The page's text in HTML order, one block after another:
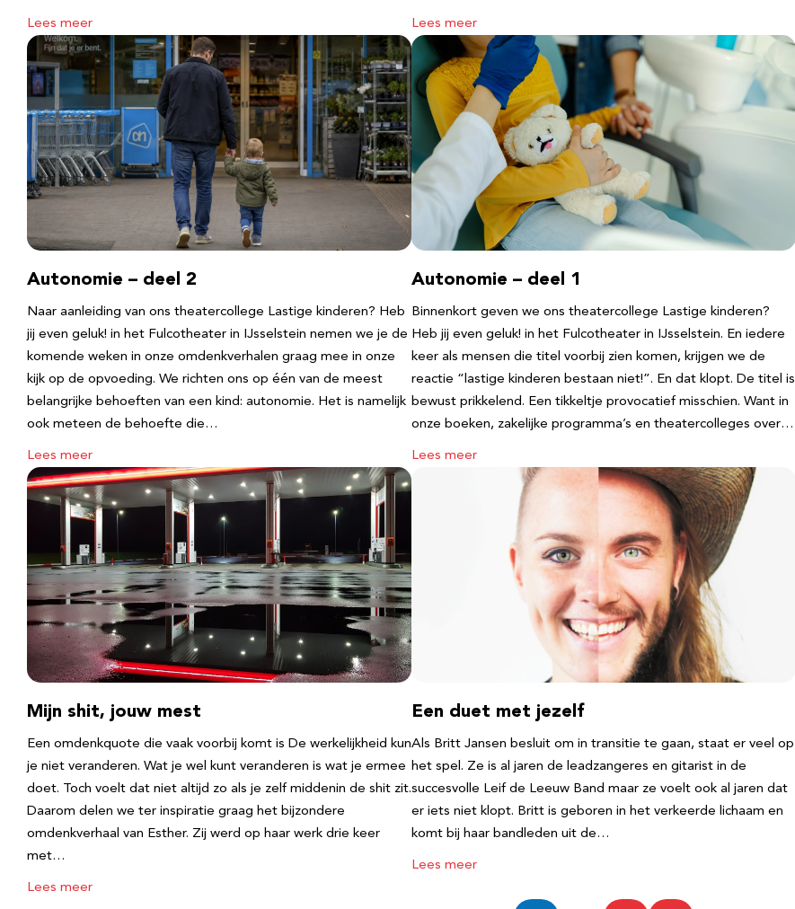
Lees meer Lees meer
Autonomie – deel 2
Naar aanleiding van ons theatercollege Lastige kinderen? Heb
jij even geluk! in het Fulcotheater in IJsselstein nemen we je de
komende weken in onze omdenkverhalen graag mee in onze
kijk op de opvoeding. We richten ons op één van de meest
belangrijke behoeften van een kind: autonomie. Het is namelijk
ook meteen de behoefte die…
Lees meer
Autonomie – deel 1
Binnenkort geven we ons theatercollege Lastige kinderen?
Heb jij even geluk! in het Fulcotheater in IJsselstein. En iedere
keer als mensen die titel voorbij zien komen, krijgen we de
reactie “lastige kinderen bestaan niet!”. En dat klopt. De titel is
bewust prikkelend. Een tikkeltje provocatief misschien. Want in
onze boeken, zakelijke programma’s en theatercolleges over…
Lees meer
Mijn shit, jouw mest
Een omdenkquote die vaak voorbij komt is De werkelijkheid kun
je niet veranderen. Wat je wel kunt veranderen is wat je ermee
doet. Toch voelt dat niet altijd zo als je zelf middenin de shit zit.
Daarom delen we ter inspiratie graag het bijzondere
omdenkverhaal van Esther. Zij werd op haar werk drie keer
met…
Lees meer
Een duet met jezelf
Als Britt Jansen besluit om in transitie te gaan, staat er veel op
het spel. Ze is al jaren de leadzangeres en gitarist in de
succesvolle Leif de Leeuw Band maar ze voelt ook al jaren dat
er iets niet klopt. Britt is geboren in het verkeerde lichaam en
komt bij haar bandleden uit de…
Lees meer